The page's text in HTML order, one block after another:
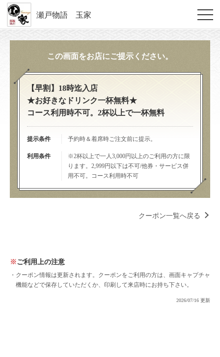
瀬戸物語 玉家
この画面をお店にご提示ください。
【早割】18時迄入店
★お好きなドリンク一杯無料★
コース利用時不可。2杯以上で一杯無料
提示条件 予約時＆着席時ご注文前に提示。
利用条件
※2杯以上で一人3,000円以上のご利用の方に限
ります。2,999円以下は不可/他券・サービス併
用不可。コース利用時不可
クーポン一覧へ戻る
ご利用上の注意
クーポン情報は更新されます。クーポンをご利用の方は、画面キャプチャ
機能などで保存していただくか、印刷して来店時にお持ち下さい。
2026/07/16 更新
この店舗情報をシェアする